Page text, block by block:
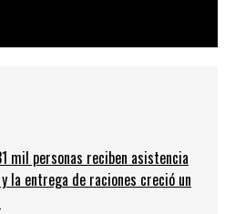
mil personas reciben asistencia
la entrega de raciones creció un